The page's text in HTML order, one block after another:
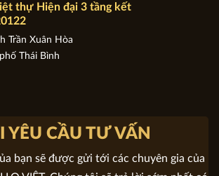
thự Hiện đại 3 tầng kết hợp độc đáo